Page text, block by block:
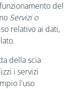
del
Servizi o
relativo ai dati,
della scia
i servizi
l'uso